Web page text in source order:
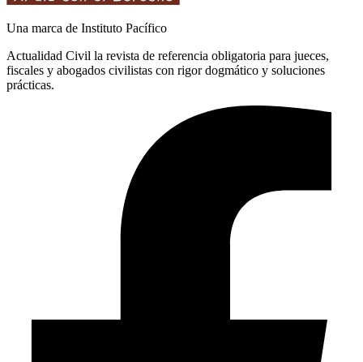
Una marca de Instituto Pacífico
Actualidad Civil la revista de referencia obligatoria para jueces,
fiscales y abogados civilistas con rigor dogmático y soluciones
prácticas.